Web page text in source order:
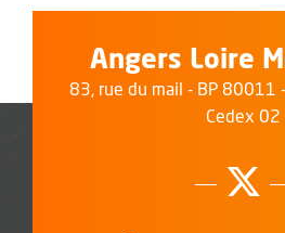
Angers Loire
83, rue du mail - BP 80011
Cedex 02